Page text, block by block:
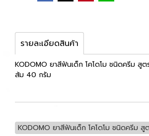
รายละเอียดสินค้า
KODOMO ยาสีฟันเด็ก โคโดโม ชนิดครีม สู
ส้ม 40 กรัม
KODOMO ยาสีฟันเด็ก โคโดโม ชนิดครีม